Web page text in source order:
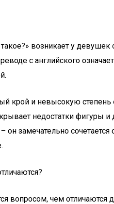
возникает у девушек
с английского
и невысокую степень
недостатки фигуры
замечательно
вопросом, чем отличаются